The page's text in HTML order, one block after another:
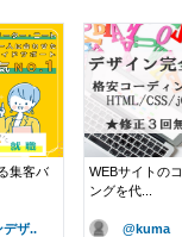
集客バ
デザ..
WEBサイトの
ングを代...
@kuma